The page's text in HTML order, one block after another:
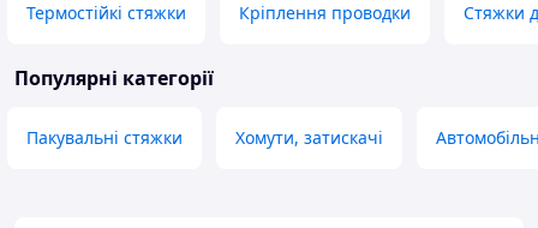
Термостійкі стяжки Кріплення проводки Стяжки
Популярні категорії
Пакувальні стяжки Хомути, затискачі